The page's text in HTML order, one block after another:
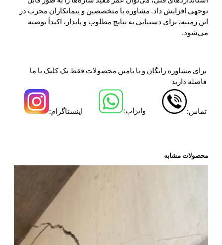
توجهی افزایش داد. مشاوره با متخصصین و پیمانکاران مجرب در
این زمینه، برای دستیابی به نتایج مطلوب و پایدار، اکیداً توصیه
می‌شود.
برای مشاوره رایگان و یا تامین محصولات فقط یک کلیک با ما
فاصله دارید
تماس: واتزاپ: اینستاگرام:
محصولات مشابه